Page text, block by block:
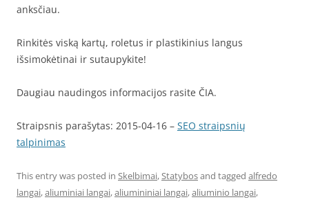
anksčiau.
Rinkitės viską kartų, roletus ir plastikinius langus
išsimokėtinai ir sutaupykite!
Daugiau naudingos informacijos rasite ČIA.
Straipsnis parašytas: 2015-04-16 – SEO straipsnių
talpinimas
This entry was posted in Skelbimai,Statybosand tagged alfredo
langai,aliuminiai langai,aliumininiai langai,aliuminio langai,